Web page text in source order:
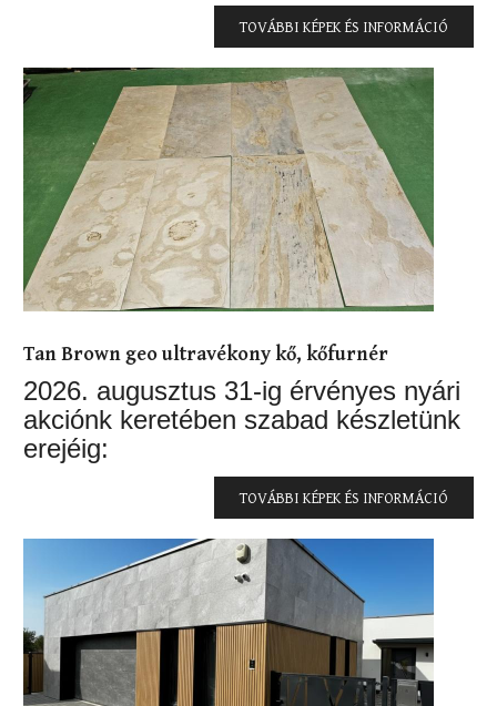
TOVÁBBI KÉPEK ÉS INFORMÁCIÓ
Tan Brown geo ultravékony kő, kőfurnér
2026. augusztus 31-ig érvényes nyári
akciónk keretében szabad készletünk
erejéig:
TOVÁBBI KÉPEK ÉS INFORMÁCIÓ